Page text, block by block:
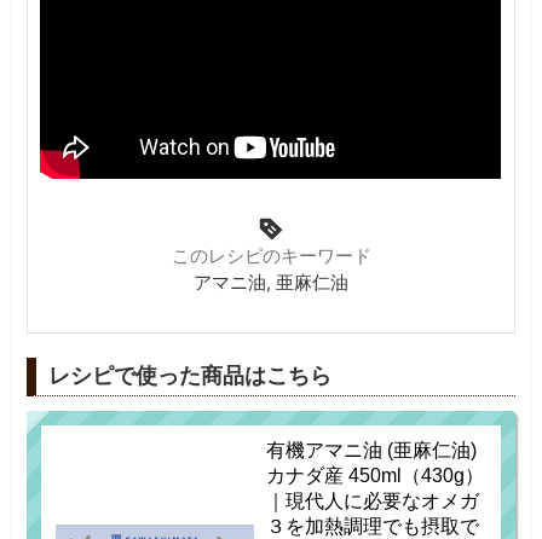
このレシピのキーワード
アマニ油, 亜麻仁油
レシピで使った商品はこちら
有機アマニ油 (亜麻仁油)
カナダ産 450ml（430g）
｜現代人に必要なオメガ
３を加熱調理でも摂取で